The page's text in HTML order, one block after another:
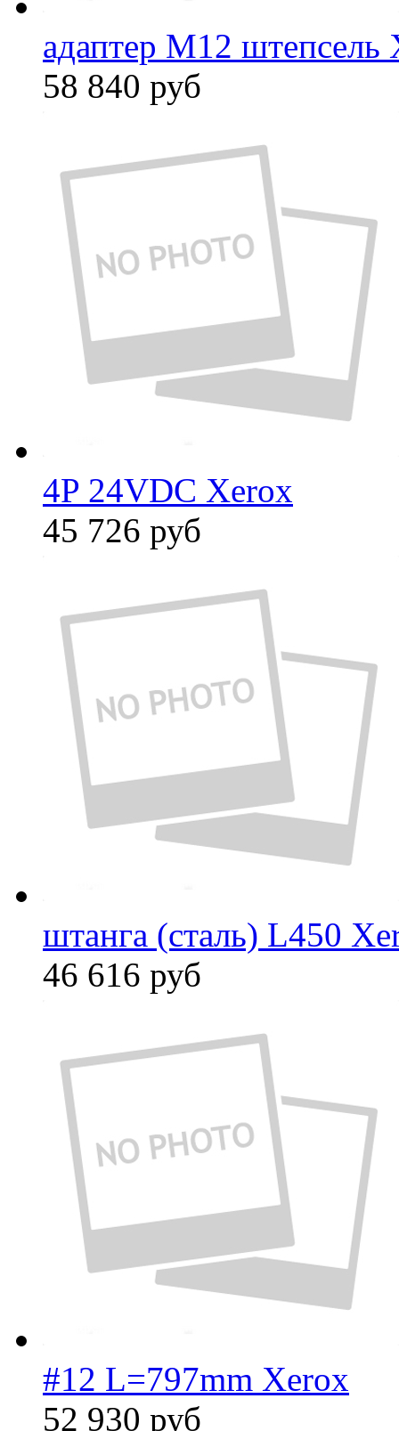
адаптер M12 штепсель
58 840 руб
4P 24VDC Xerox
45 726 руб
штанга (сталь) L450
46 616 руб
#12 L=797mm Xerox
52 930 руб